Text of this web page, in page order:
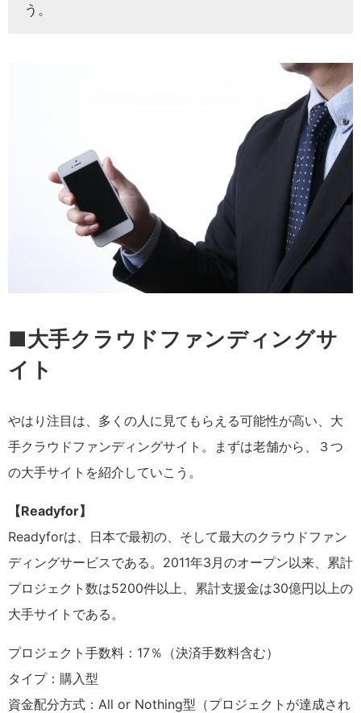
う。
■大手クラウドファンディングサ
イト
やはり注目は、多くの人に見てもらえる可能性が高い、大
手クラウドファンディングサイト。まずは老舗から、３つ
の大手サイトを紹介していこう。
【Readyfor】
Readyforは、日本で最初の、そして最大のクラウドファン
ディングサービスである。2011年3月のオープン以来、累計
プロジェクト数は5200件以上、累計支援金は30億円以上の
大手サイトである。
プロジェクト手数料：17％（決済手数料含む）
タイプ：購入型
資金配分方式：All or Nothing型（プロジェクトが達成され